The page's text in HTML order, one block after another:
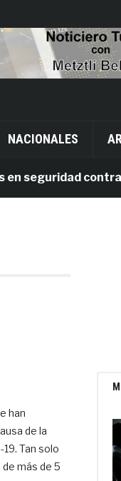
NACIONALES
han
de la
Tan solo
más de 5